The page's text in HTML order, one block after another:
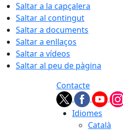
Saltar a la capçalera
Saltar al contingut
Saltar a documents
Saltar a enllaços
Saltar a vídeos
Saltar al peu de pàgina
Contacte
Idiomes
Català